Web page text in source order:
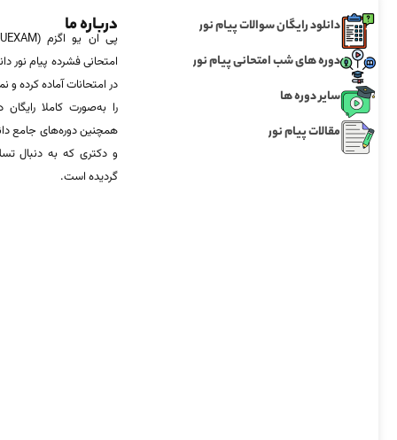
دانلود رایگان سوالات پیام نور
دوره های شب امتحانی پیام نور
سایر دوره ها
مقالات پیام نور
درباره ما
امتحانی فشرده پیام نور
در امتحانات آماده‌ کرده
را به‌صورت کاملا
همچنین دوره‌های جامع
و دکتری که به دنبال
گردیده است.